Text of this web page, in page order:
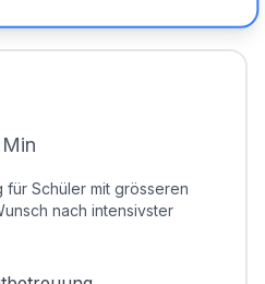
für Schüler mit grösseren
nach intensivster